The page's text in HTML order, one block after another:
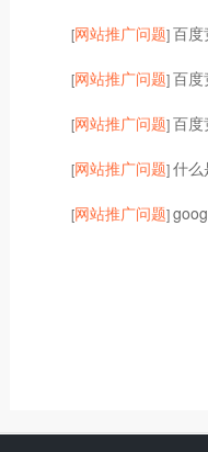
[网站推广问题]百度
[网站推广问题]百度
[网站推广问题]百度
[网站推广问题]什么
[网站推广问题]